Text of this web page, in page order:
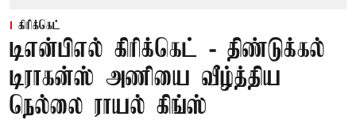
கிரிக்கெட்
டிஎன்பிஎல் கிரிக்கெட் - திண்டுக்கல்
டிராகன்ஸ் அணியை வீழ்த்திய
நெல்லை ராயல் கிங்ஸ்